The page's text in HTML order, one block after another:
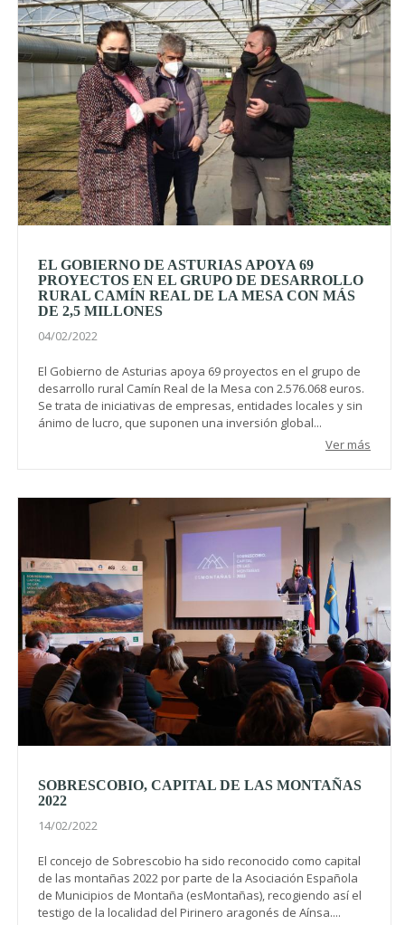
EL GOBIERNO DE ASTURIAS APOYA 69
PROYECTOS EN EL GRUPO DE DESARROLLO
RURAL CAMÍN REAL DE LA MESA CON MÁS
DE 2,5 MILLONES
04/02/2022
El Gobierno de Asturias apoya 69 proyectos en el grupo de
desarrollo rural Camín Real de la Mesa con 2.576.068 euros.
Se trata de iniciativas de empresas, entidades locales y sin
ánimo de lucro, que suponen una inversión global...
Ver más
SOBRESCOBIO, CAPITAL DE LAS MONTAÑAS
2022
14/02/2022
El concejo de Sobrescobio ha sido reconocido como capital
de las montañas 2022 por parte de la Asociación Española
de Municipios de Montaña (esMontañas), recogiendo así el
testigo de la localidad del Pirinero aragonés de Aínsa....